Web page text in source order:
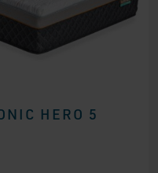
HERO 5